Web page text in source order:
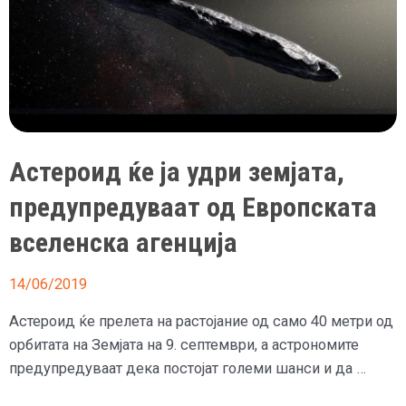
Астероид ќе ја удри земјата,
предупредуваат од Европската
вселенска агенција
14/06/2019
Астероид ќе прелета на растојание од само 40 метри од
орбитата на Земјата на 9. септември, а астрономите
предупредуваат дека постојат големи шанси и да …